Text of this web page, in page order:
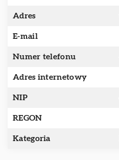
Adres
E-mail
Numer telefonu
Adres internetowy
NIP
REGON
Kategoria